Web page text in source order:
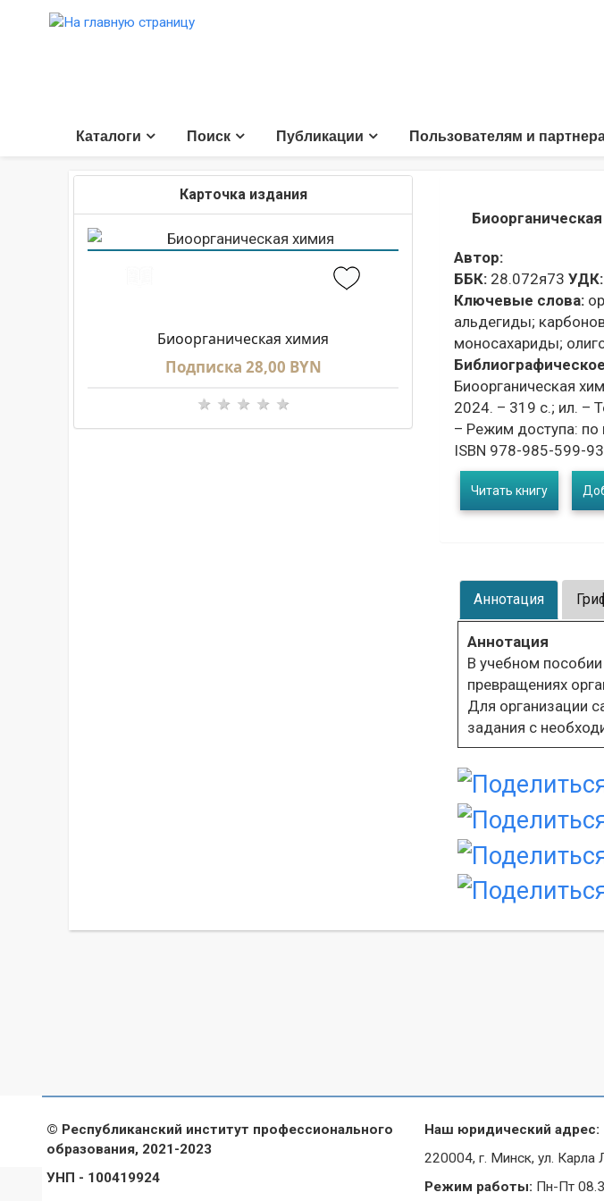
Каталоги Поиск Публикации Пользователям и
Карточка издания
Биоорганическая химия
Подписка 28,00 BYN
Автор:
ББК: 28.072я73 УДК:
Ключевые слова:
альдегиды;
моносахариды;
Биоорганическая
2024. – 319 с.; ил. –
– Режим доступа: по
ISBN 978-985-599-
Читать книгу
Аннотация
Аннотация
В учебном
превращениях
Для организации
задания с
© Республиканский институт профессионального
образования, 2021-2023
УНП - 100419924
Наш юридический адрес:
220004, г. Минск, ул. Карла
Режим работы: Пн-Пт